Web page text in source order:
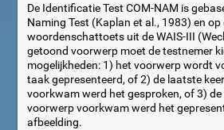
De Identificatie Test COM-NAM is
Naming Test (Kaplan et al., 1983) en op
woordenschattoets uit de WAIS-III
getoond voorwerp moet de testnemer
mogelijkheden: 1) het voorwerp wordt
taak gepresenteerd, of 2) de laatste
voorkwam werd het gesproken, of 3)
voorwerp voorkwam werd het
afbeelding.